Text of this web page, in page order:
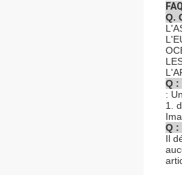
FAQ
Q.
Q :
:
1.
Q :
Il